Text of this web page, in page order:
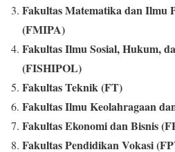
Fakultas Matematika dan Ilmu
(FMIPA)
Fakultas Ilmu Sosial, Hukum,
(FISHIPOL)
Fakultas Teknik (FT)
Fakultas Ilmu Keolahragaan
Fakultas Ekonomi dan Bisnis
Fakultas Pendidikan Vokasi